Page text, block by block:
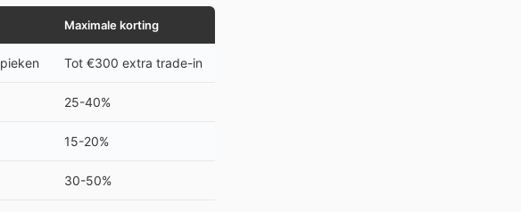
Maximale korting
Tot €300 extra trade-in
25-40%
15-20%
30-50%